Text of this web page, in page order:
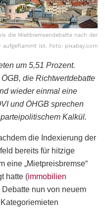
die Mietbremsendebatte nach der
aufgeflammt ist. Foto: pixabay.com
um 5,51 Prozent.
die Richtwertdebatte
wieder einmal eine
und ÖHGB sprechen
Kalkül.
die Indexierung der
bereits für hitzige
eine „Mietpreisbremse“
hatte (immobilien
nun von neuem